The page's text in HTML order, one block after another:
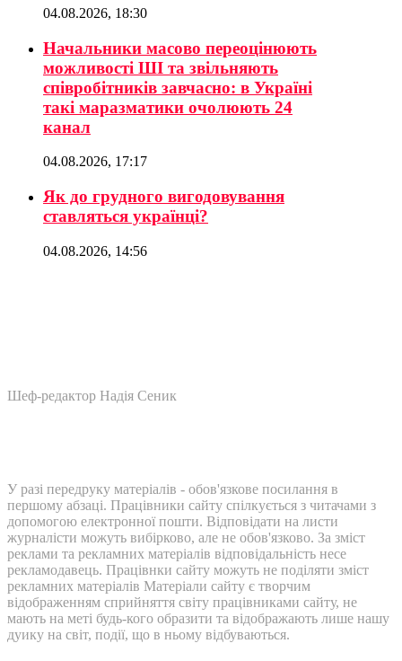
04.08.2026, 18:30
Начальники масово переоцінюють
можливості ШІ та звільняють
співробітників завчасно: в Україні
такі маразматики очолюють 24
канал
04.08.2026, 17:17
Як до грудного вигодовування
ставляться українці?
04.08.2026, 14:56
Шеф-редактор Надія Сеник
У разі передруку матеріалів - обов'язкове посилання в
першому абзаці. Працівники сайту спілкується з читачами з
допомогою електронної пошти. Відповідати на листи
журналісти можуть вибірково, але не обов'язково. За зміст
реклами та рекламних матеріалів відповідальність несе
рекламодавець. Працівнки сайту можуть не поділяти зміст
рекламних матеріалів Матеріали сайту є творчим
відображенням сприйняття світу працівниками сайту, не
мають на меті будь-кого образити та відображають лише нашу
дуику на світ, події, що в ньому відбуваються.